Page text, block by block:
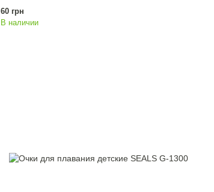
60 грн
В наличии